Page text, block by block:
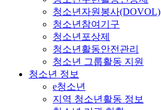
청소년자원봉사(DOVOL)
청소년참여기구
청소년포상제
청소년활동안전관리
청소년 그룹활동 지원
청소년 정보
e청소년
지역 청소년활동 정보